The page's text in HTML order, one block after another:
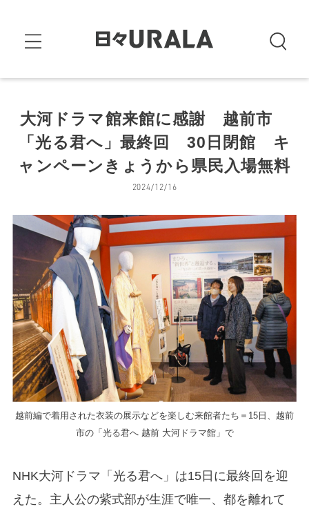
大河ドラマ館来館に感謝 越前市
「光る君へ」最終回 30日閉館 キ
ャンペーンきょうから県民入場無料
2024/12/16
越前編で着用された衣装の展示などを楽しむ来館者たち＝15日、越前
市の「光る君へ 越前 大河ドラマ館」で
NHK大河ドラマ「光る君へ」は15日に最終回を迎
えた。主人公の紫式部が生涯で唯一、都を離れて